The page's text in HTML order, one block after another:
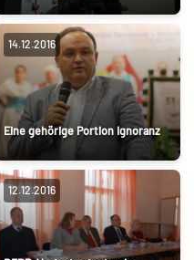
14.12.2016
Eine gehörige Portion Ignoranz
12.12.2016